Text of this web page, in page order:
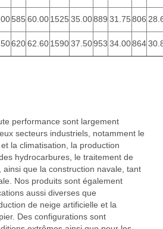
585 60.00 1525 35.00889 31.75806
620 62.60 1590 37.50953 34.00864
performance sont largement
secteurs industriels, notamment le
la climatisation, la production
hydrocarbures, le traitement de
ainsi que la construction navale, tant
Nos produits sont également
aussi diverses que
de neige artificielle et la
Des configurations sont